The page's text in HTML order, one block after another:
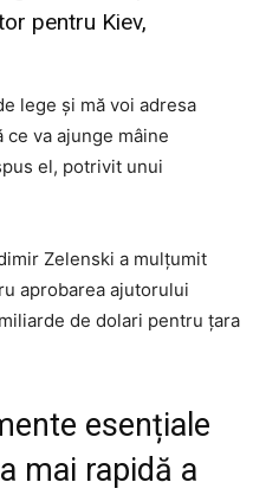
pentru Kiev,
lege și mă voi adresa
va ajunge mâine
el, potrivit unui
Zelenski a mulțumit
aprobarea ajutorului
de dolari pentru țara
esențiale
mai rapidă a